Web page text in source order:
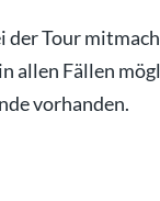
Tour
allen Fällen
vorhanden.